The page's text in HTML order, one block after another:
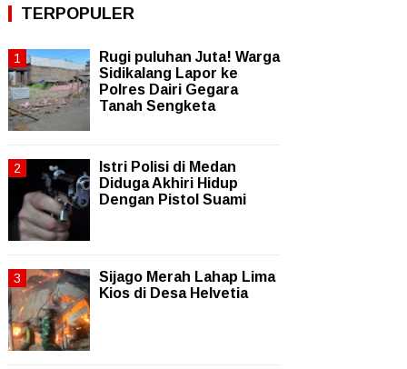
TERPOPULER
Rugi puluhan Juta! Warga
Sidikalang Lapor ke
Polres Dairi Gegara
Tanah Sengketa
Istri Polisi di Medan
Diduga Akhiri Hidup
Dengan Pistol Suami
Sijago Merah Lahap Lima
Kios di Desa Helvetia